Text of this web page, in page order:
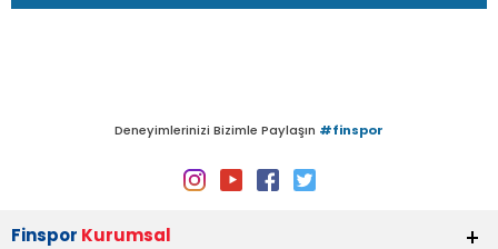
Deneyimlerinizi Bizimle Paylaşın #finspor
Finspor Kurumsal